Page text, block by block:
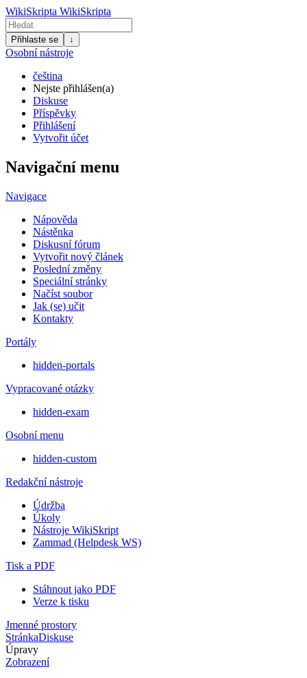
WikiSkripta WikiSkripta
Přihlaste se ↓
Osobní nástroje
čeština
Nejste přihlášen(a)
Diskuse
Příspěvky
Přihlášení
Vytvořit účet
Navigační menu
Navigace
Nápověda
Nástěnka
Diskusní fórum
Vytvořit nový článek
Poslední změny
Speciální stránky
Načíst soubor
Jak (se) učit
Kontakty
Portály
hidden-portals
Vypracované otázky
hidden-exam
Osobní menu
hidden-custom
Redakční nástroje
Údržba
Úkoly
Nástroje WikiSkript
Zammad (Helpdesk WS)
Tisk a PDF
Stáhnout jako PDF
Verze k tisku
Jmenné prostory
StránkaDiskuse
Úpravy
Zobrazení